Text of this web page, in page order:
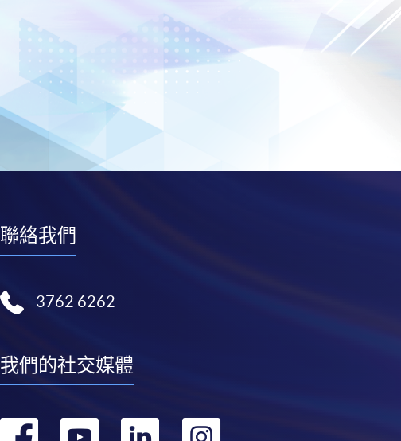
聯絡我們
3762 6262
我們的社交媒體